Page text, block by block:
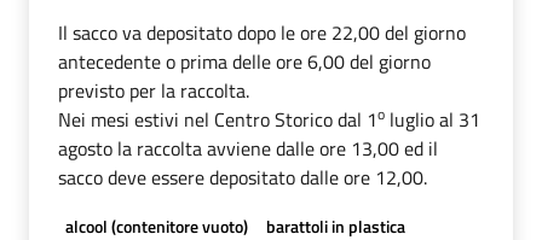
Il sacco va depositato dopo le ore 22,00 del giorno
antecedente o prima delle ore 6,00 del giorno
previsto per la raccolta.
Nei mesi estivi nel Centro Storico dal 1o luglio al 31
agosto la raccolta avviene dalle ore 13,00 ed il
sacco deve essere depositato dalle ore 12,00.
alcool (contenitore vuoto)
barattoli in plastica